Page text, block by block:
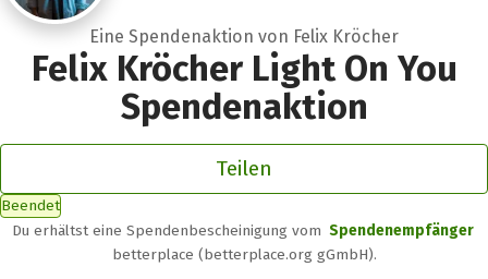
Eine Spendenaktion von Felix Kröcher
Felix Kröcher Light On You
Spendenaktion
Teilen
Beendet
Du erhältst eine Spendenbescheinigung vom Spendenempfänger
betterplace (betterplace.org gGmbH).